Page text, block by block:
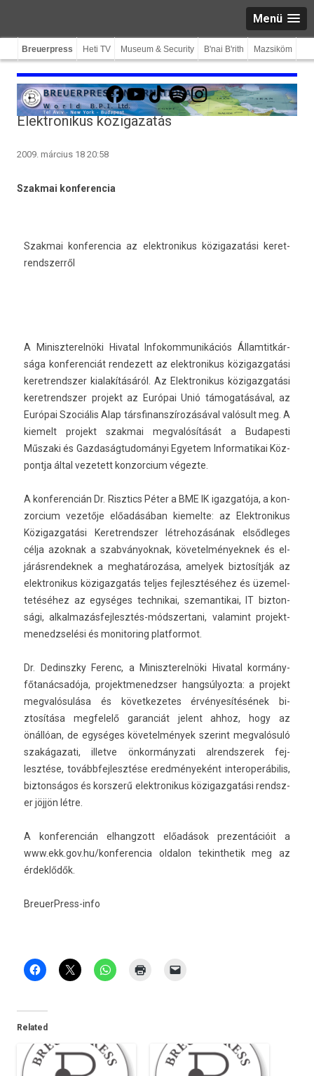
Menü
Breuerpress Heti TV Museum & Security B'nai B'rith Mazsiköm
Facebook
YouTube
TikTokSpotifyInstagram
Elektronikus közigazatás
2009. március 18 20:58
Szakmai konferencia
Szak­mai kon­feren­cia az elektronikus közigazatási keret­
rendszer­ről
A Miniszterel­nöki Hivat­al In­fokom­munikációs Állam­titkár­
sága kon­feren­ciát re­ndezett az elektronikus közigaz­gatási
keret­rendsz­er kialakításáról. Az Elektronikus közigaz­gatási
keret­rendsz­er pro­jekt az Európai Unió támogatásával, az
Európai Szociális Alap társfinanszírozásáv­al valósult meg. A
kiemelt pro­jekt szak­mai meg­valósítását a Budapes­ti
Műszaki és Gaz­daság­tudományi Egyetem In­for­matikai Köz­
pontja által vezetett kon­zorcium végezte.
A kon­feren­cián Dr. Risztics Péter a BME IK igaz­gatója, a kon­
zorcium vezetője előadásában kiemel­te: az Elektronikus
Közigaz­gatási Keret­rendsz­er lét­rehozásának el­sődleges
célja azok­nak a szab­ványok­nak, követel­mények­nek és el­
járás­rendek­nek a meg­határozása, amelyek bi­ztosít­ják az
elektronikus közigaz­gatás tel­jes fej­lesztéséhez és üzemel­
tetéséhez az egységes tech­nikai, szeman­tikai, IT bi­zton­
sági, alkalmazásfejlesztés-módszertani, valamint projekt-
menedzselési és monitor­ing plat­formot.
Dr. De­dinszky Ferenc, a Miniszterel­nöki Hivat­al kormány-
főtanácsadója, pro­jektmenedzs­er han­gsúlyoz­ta: a pro­jekt
meg­valósulása és követ­kezetes érvényesítésének bi­
ztosítása meg­felelő garan­ciát jelent ahhoz, hogy az
önállóan, de egységes követel­mények szerint meg­valósuló
szakágazati, il­let­ve önkor­mányzati al­rendszerek fej­
lesztése, továbbfej­lesztése eredményeként in­teroperábilis,
bi­zton­ságos és korsz­erű elektronikus közigaz­gatási re­ndsz­
er jöjjön létre.
A kon­feren­cián el­hangzott előadások pre­zen­tációit a
www.ekk.gov.hu/­konferen­cia ol­dalon tekinthetik meg az
érdeklődők.
BreuerPress-info
Related